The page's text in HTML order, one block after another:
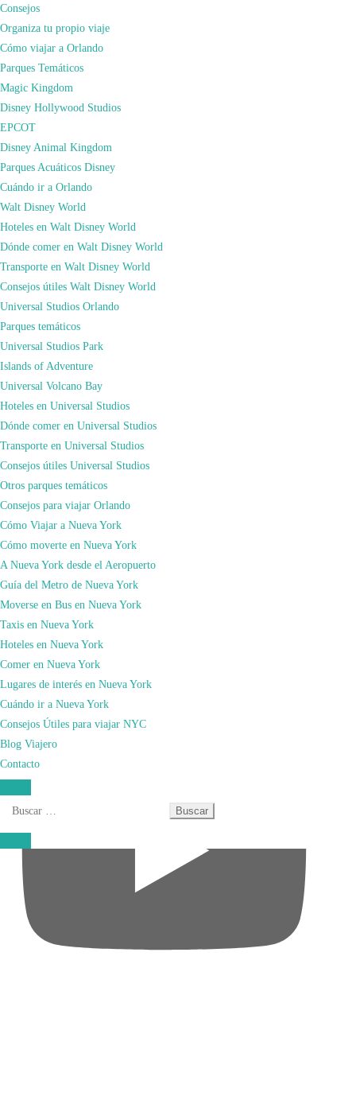
Consejos
Organiza tu propio viaje
Cómo viajar a Orlando
Parques Temáticos
Magic Kingdom
Disney Hollywood Studios
EPCOT
Disney Animal Kingdom
Parques Acuáticos Disney
Cuándo ir a Orlando
Walt Disney World
Hoteles en Walt Disney World
Dónde comer en Walt Disney World
Transporte en Walt Disney World
Consejos útiles Walt Disney World
Universal Studios Orlando
Parques temáticos
Universal Studios Park
Islands of Adventure
Universal Volcano Bay
Hoteles en Universal Studios
Dónde comer en Universal Studios
Transporte en Universal Studios
Consejos útiles Universal Studios
Otros parques temáticos
Consejos para viajar Orlando
Cómo Viajar a Nueva York
Cómo moverte en Nueva York
A Nueva York desde el Aeropuerto
Guía del Metro de Nueva York
Moverse en Bus en Nueva York
Taxis en Nueva York
Hoteles en Nueva York
Comer en Nueva York
Lugares de interés en Nueva York
Cuándo ir a Nueva York
Consejos Útiles para viajar NYC
Blog Viajero
Contacto
Buscar:
TU SEGURO DE VIAJE CON DESCUENTO
SÍGUENOS EN YOUTUBE
Vídeo de YouTube
UCZF17cvsCKMyvkwSJo58cyg_MkYSk4fd8Tg